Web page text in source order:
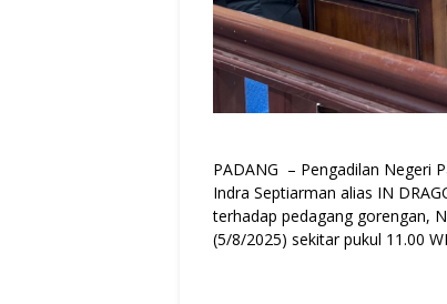
PADANG – Pengadilan Negeri
Indra Septiarman alias IN
terhadap pedagang gorengan,
(5/8/2025) sekitar pukul 11.00